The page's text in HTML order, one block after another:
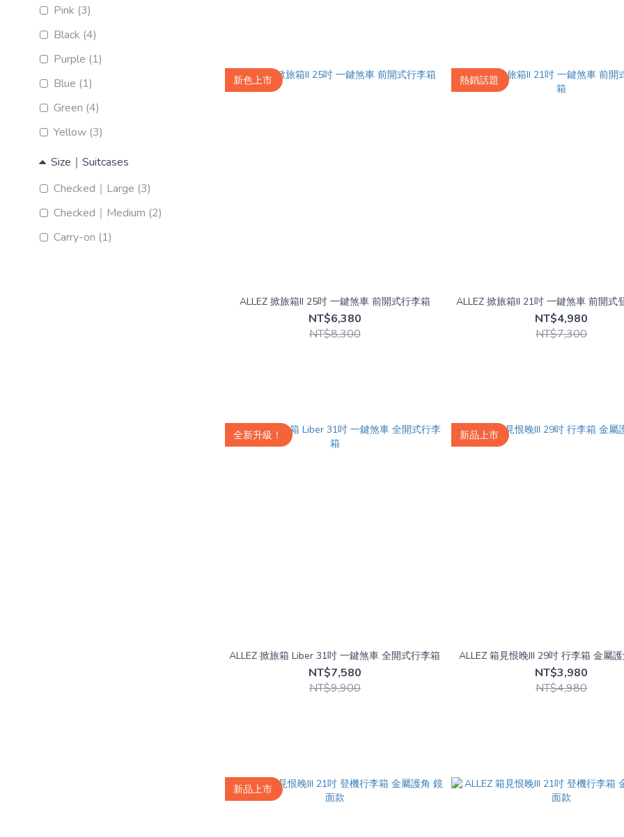
Pink (3)
Black (4)
Purple (1)
Blue (1)
Green (4)
Yellow (3)
Size｜Suitcases
Checked｜Large (3)
Checked｜Medium (2)
Carry-on (1)
新色上市
ALLEZ 掀旅箱II 25吋 一鍵煞車 前開式行李箱
NT$6,380
NT$8,300
熱銷話題
ALLEZ 掀旅箱II 21吋 一鍵煞車 前開式
NT$4,980
NT$7,300
全新升級！
ALLEZ 掀旅箱 Liber 31吋 一鍵煞車 全開式行李箱
NT$7,580
NT$9,900
新品上市
ALLEZ 箱見恨晚III 29吋 行李箱 金屬
NT$3,980
NT$4,980
新品上市